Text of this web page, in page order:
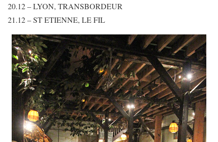
20.12 – LYON, TRANSBORDEUR
21.12 – ST ETIENNE, LE FIL